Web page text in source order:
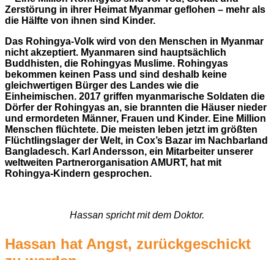
Zerstörung in ihrer Heimat Myanmar geflohen – mehr als
die Hälfte von ihnen sind Kinder.
Das Rohingya-Volk wird von den Menschen in Myanmar
nicht akzeptiert. Myanmaren sind hauptsächlich
Buddhisten, die Rohingyas Muslime. Rohingyas
bekommen keinen Pass und sind deshalb keine
gleichwertigen Bürger des Landes wie die
Einheimischen. 2017 griffen myanmarische Soldaten die
Dörfer der Rohingyas an, sie brannten die Häuser nieder
und ermordeten Männer, Frauen und Kinder. Eine Million
Menschen flüchtete. Die meisten leben jetzt im größten
Flüchtlingslager der Welt, in Cox’s Bazar im Nachbarland
Bangladesch. Karl Andersson, ein Mitarbeiter unserer
weltweiten Partnerorganisation AMURT, hat mit
Rohingya-Kindern gesprochen.
Hassan spricht mit dem Doktor.
Hassan hat Angst, zurückgeschickt